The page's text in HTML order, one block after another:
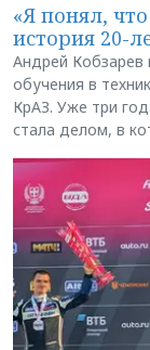
«Я понял,
история 20-
Андрей Кобзарев
обучения в
КрАЗ. Уже три
стала делом, в